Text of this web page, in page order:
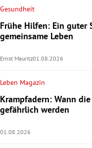
Gesundheit
Frühe Hilfen: Ein guter
gemeinsame Leben
Ernst Mauritz01.08.2026
Leben Magazin
Krampfadern: Wann
gefährlich werden
01.08.2026